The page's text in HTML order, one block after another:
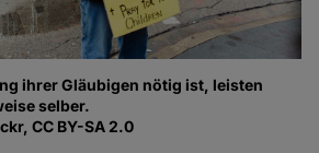
ihrer Gläubigen nötig ist, leisten
selber.
CC BY-SA 2.0